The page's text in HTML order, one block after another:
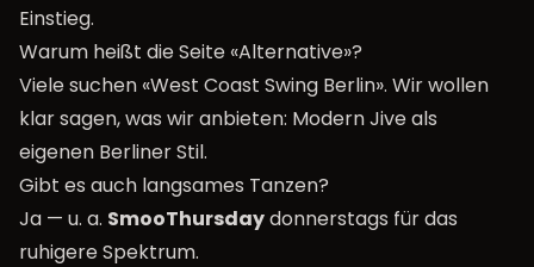
Einstieg.
Warum heißt die Seite «Alternative»?
Viele suchen «West Coast Swing Berlin». Wir wollen
klar sagen, was wir anbieten: Modern Jive als
eigenen Berliner Stil.
Gibt es auch langsames Tanzen?
Ja — u. a. SmooThursdaydonnerstags für das
ruhigere Spektrum.